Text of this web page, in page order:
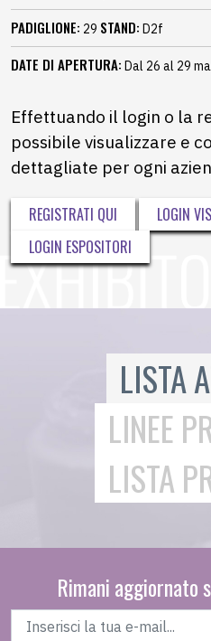
PADIGLIONE: 29 STAND: D2f
DATE DI APERTURA: Dal 26 al 29
Effettuando il login o la
possibile visualizzare e
dettagliate per ogni
REGISTRATI QUI
LOGIN
LOGIN ESPOSITORI
LISTA
LINEE
LISTA
Rimani aggiornato